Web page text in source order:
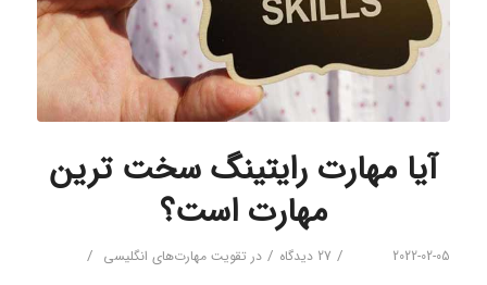
آیا مهارت رایتینگ سخت ترین
مهارت است؟
2022-02-05
/ 27 دیدگاه / در تقویت مهارت‌های انگلیسی /